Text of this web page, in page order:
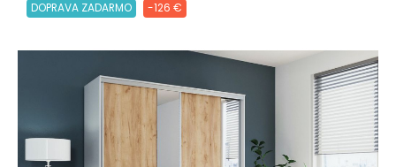
DOPRAVA ZADARMO -126 €